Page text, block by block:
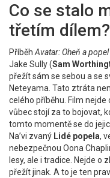
Co se stalo
třetím dílem?
Příběh Avatar: Oheň a popel
Jake Sully (Sam
přežít sám se sebou a se
Neteyama. Tato ztráta
celého příběhu. Film nejde
vůbec stojí za to bojovat,
tomto momentě se do
Na’vi zvaný Lidé popela,
nebezpečnou Oona
lesy, ale i tradice. Nejde o
přežít jinak. A to je ten